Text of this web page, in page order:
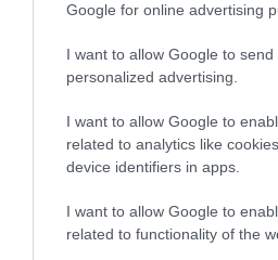
Google for online advertising
I want to allow Google to send
personalized advertising.
I want to allow Google to
related to analytics like
device identifiers in apps.
I want to allow Google to
related to functionality of the